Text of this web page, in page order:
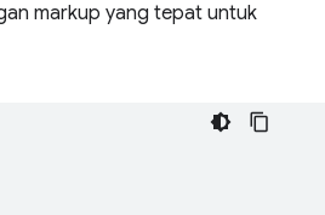
markup yang tepat untuk